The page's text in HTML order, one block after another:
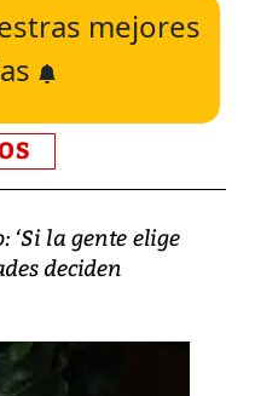
mejores
‘Si la gente elige
deciden